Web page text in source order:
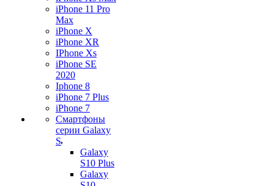
iPhone 11 Pro
Max
iPhone X
iPhone XR
IPhone Xs
iPhone SE
2020
Iphone 8
iPhone 7 Plus
iPhone 7
Смартфоны
серии Galaxy
S
Galaxy
S10 Plus
Galaxy